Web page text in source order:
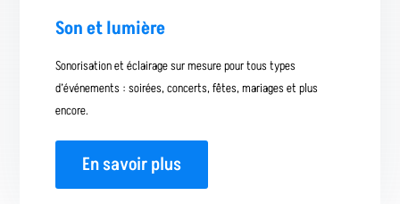
Son et lumière
Sonorisation et éclairage sur mesure pour tous types
d’événements : soirées, concerts, fêtes, mariages et plus
encore.
En savoir plus